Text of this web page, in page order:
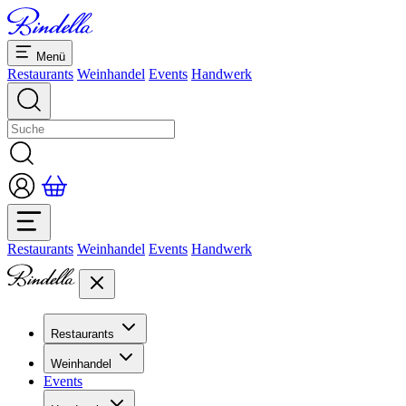
Menü
Restaurants Weinhandel Events Handwerk
Restaurants Weinhandel Events Handwerk
Restaurants
Übersicht Restaurants
Bankette & Events
Dolcezze
Weinhandel
Übersicht
Events